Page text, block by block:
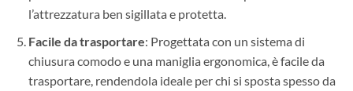
l’attrezzatura ben sigillata e protetta.
Facile da trasportare: Progettata con un sistema di
chiusura comodo e una maniglia ergonomica, è facile da
trasportare, rendendola ideale per chi si sposta spesso da